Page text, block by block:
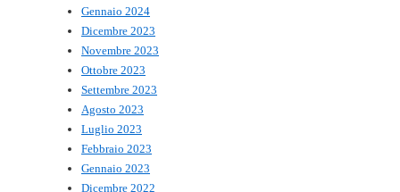
Gennaio 2024
Dicembre 2023
Novembre 2023
Ottobre 2023
Settembre 2023
Agosto 2023
Luglio 2023
Febbraio 2023
Gennaio 2023
Dicembre 2022